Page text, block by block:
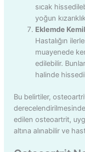
sıcak
yoğun
Eklemde
Hastalığın
muayenede
edilebilir.
halinde
Bu belirtiler,
edilen osteoartrit,
altına alınabilir ve